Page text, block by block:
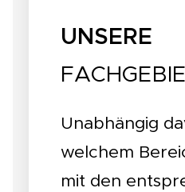
UNSERE
Unabhängig
welchem
mit den